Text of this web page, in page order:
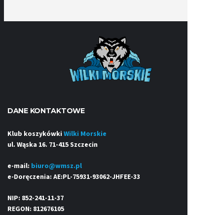
DANE KONTAKTOWE
Klub koszykówki Wilki Morskie
ul. Wąska 16. 71-415 Szczecin
e-mail: biuro@wmsz.pl
e-Doręczenia: AE:PL-75931-93062-JHFEE-33
NIP: 852-241-11-37
REGON: 812676105